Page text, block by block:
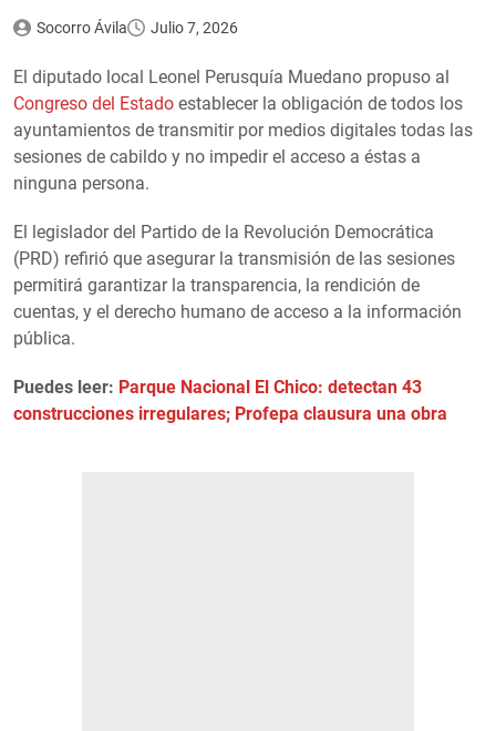
Socorro Ávila Julio 7, 2026
El diputado local Leonel Perusquía Muedano propuso al
Congreso del Estado establecer la obligación de todos los
ayuntamientos de transmitir por medios digitales todas las
sesiones de cabildo y no impedir el acceso a éstas a
ninguna persona.
El legislador del Partido de la Revolución Democrática
(PRD) refirió que asegurar la transmisión de las sesiones
permitirá garantizar la transparencia, la rendición de
cuentas, y el derecho humano de acceso a la información
pública.
Puedes leer: Parque Nacional El Chico: detectan 43
construcciones irregulares; Profepa clausura una obra